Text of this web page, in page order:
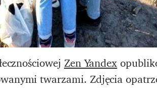
Zen Yandex
twarzami. Zdjęcia